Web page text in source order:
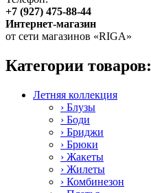
+7 (927) 475-88-44
Интернет-магазин
от сети магазинов «RIGA»
Категории товаров:
Летняя коллекция
› Блузы
› Боди
› Бриджи
› Брюки
› Жакеты
› Жилеты
› Комбинезон